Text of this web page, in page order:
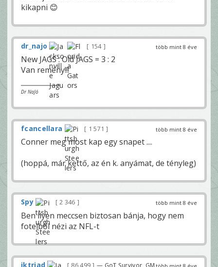
kikapni 😊
több mint 8 éve
dr_najo 154
New JAGS : Old JAGS = 3 : 2
Van remény!!!
Dr NaJó
több mint 8 éve
fcancellara 1 571
Conner meg most kap egy snapet ....
(hoppá, már kettő, az én k. anyámat, de tényleg)
több mint 8 éve
Spy 2 346
Ben ilyen meccsen biztosan bánja, hogy nem
fotelből nézi az NFL-t
több mint 8 éve
iktriad 86 499 — GoT Survivor, GM